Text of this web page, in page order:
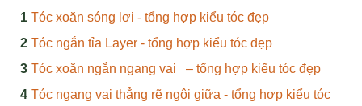
Tóc xoăn sóng lơi - tổng hợp kiểu tóc đẹp
Tóc ngắn tỉa Layer - tổng hợp kiểu tóc đẹp
Tóc xoăn ngắn ngang vai – tổng hợp kiểu tóc đẹp
Tóc ngang vai thẳng rẽ ngôi giữa - tổng hợp kiểu tóc